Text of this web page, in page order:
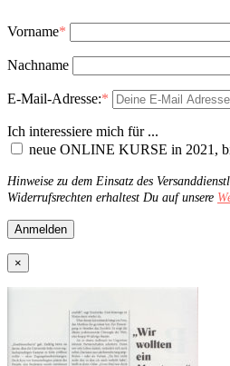
Vorname*
Nachname
E-Mail-Adresse:*
Ich interessiere mich für ...
neue ONLINE KURSE in 2021,
Hinweise zu dem Einsatz des
Widerrufsrechten erhaltest Du auf unsere
×